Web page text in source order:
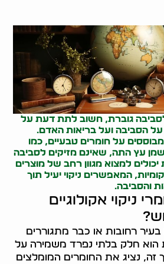
גוברת, חשוב לתת דעת על
על הסביבה ועל בריאות האדם.
מבוססים על חומרים טבעיים, כמו
עץ התה, שאינם מזיקים לסביבה
למצוא מגוון רחב של מוצרים
המאפשרים ניקוי יעיל תוך
והסביבה.
ניקוי אקולוגיים
רחובות או כבר מתגוררים
הוא חלק בלתי נפרד משמירה על
זה, נציג את החומרים המומלצים